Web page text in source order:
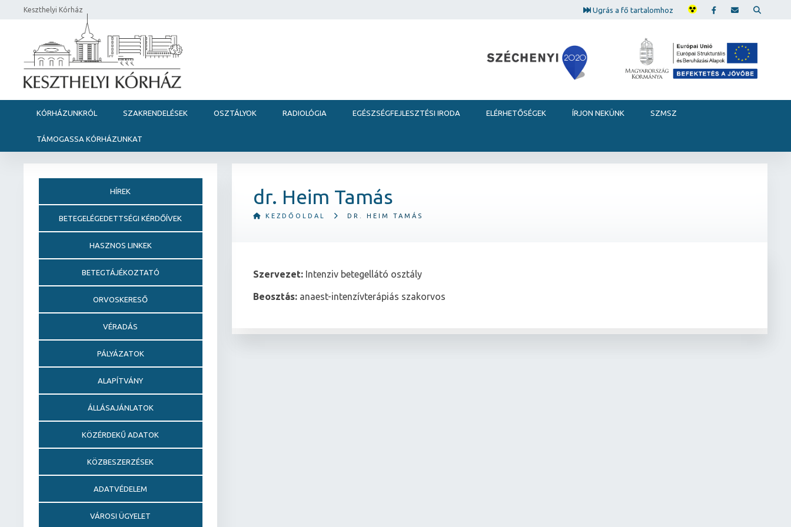
Keszthelyi Kórház Ugrás a fő tartalomhoz
KÓRHÁZUNKRÓL SZAKRENDELÉSEK OSZTÁLYOK RADIOLÓGIA EGÉSZSÉGFEJLESZTÉSI IRODA ELÉRHETŐSÉGEK ÍRJON NEKÜNK SZMSZ
TÁMOGASSA KÓRHÁZUNKAT
dr. Heim Tamás
KEZDŐOLDAL DR. HEIM TAMÁS
Szervezet: Intenziv betegellátó osztály
Beosztás: anaest-intenzívterápiás szakorvos
HÍREK
BETEGELÉGEDETTSÉGI KÉRDŐÍVEK
HASZNOS LINKEK
BETEGTÁJÉKOZTATÓ
ORVOSKERESŐ
VÉRADÁS
PÁLYÁZATOK
ALAPÍTVÁNY
ÁLLÁSAJÁNLATOK
KÖZÉRDEKŰ ADATOK
KÖZBESZERZÉSEK
ADATVÉDELEM
VÁROSI ÜGYELET